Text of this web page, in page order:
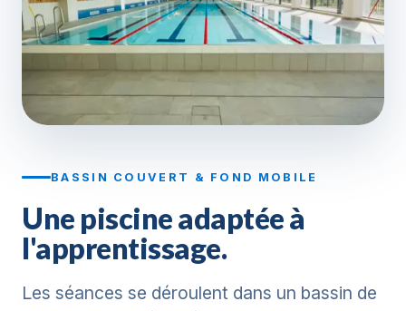
BASSIN COUVERT & FOND MOBILE
Une piscine adaptée à
l'apprentissage.
Les séances se déroulent dans un bassin de